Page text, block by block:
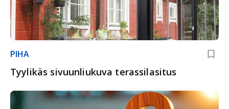
PIHA
Tyylikäs sivuunliukuva terassilasitus